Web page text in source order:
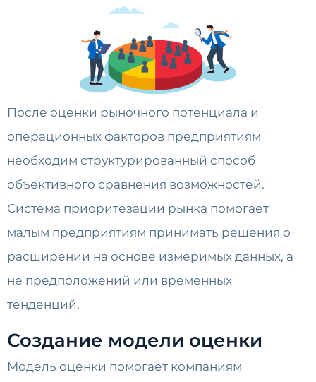
После оценки рыночного потенциала и
операционных факторов предприятиям
необходим структурированный способ
объективного сравнения возможностей.
Система приоритезации рынка помогает
малым предприятиям принимать решения о
расширении на основе измеримых данных, а
не предположений или временных
тенденций.
Создание модели оценки
Модель оценки помогает компаниям